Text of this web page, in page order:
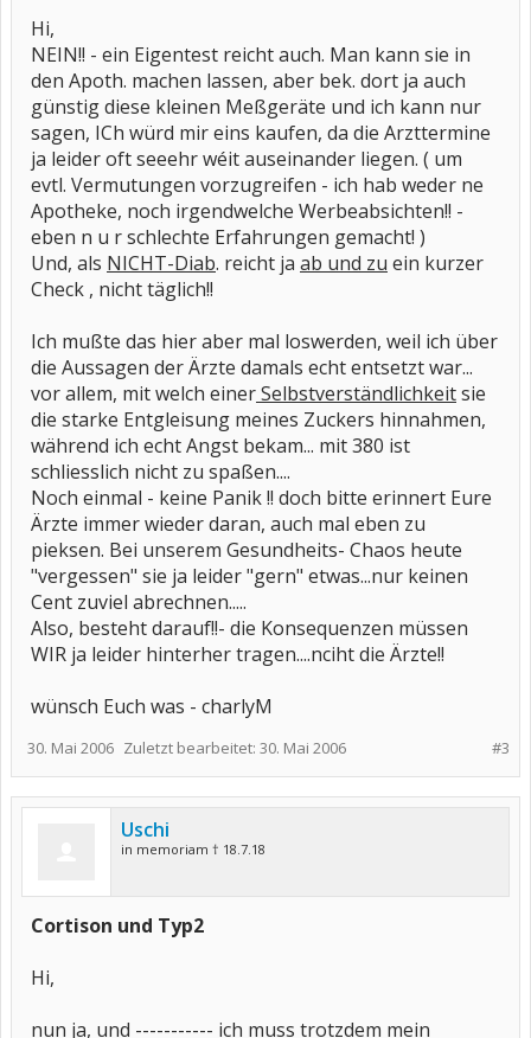
Hi,
NEIN!! - ein Eigentest reicht auch. Man kann sie in
den Apoth. machen lassen, aber bek. dort ja auch
günstig diese kleinen Meßgeräte und ich kann nur
sagen, ICh würd mir eins kaufen, da die Arzttermine
ja leider oft seeehr wéit auseinander liegen. ( um
evtl. Vermutungen vorzugreifen - ich hab weder ne
Apotheke, noch irgendwelche Werbeabsichten!! -
eben n u r schlechte Erfahrungen gemacht! )
Und, als NICHT-Diab. reicht ja ab und zu ein kurzer
Check , nicht täglich!!
Ich mußte das hier aber mal loswerden, weil ich über
die Aussagen der Ärzte damals echt entsetzt war...
vor allem, mit welch einerSelbstverständlichkeitsie
die starke Entgleisung meines Zuckers hinnahmen,
während ich echt Angst bekam... mit 380 ist
schliesslich nicht zu spaßen....
Noch einmal - keine Panik !! doch bitte erinnert Eure
Ärzte immer wieder daran, auch mal eben zu
pieksen. Bei unserem Gesundheits- Chaos heute
"vergessen" sie ja leider "gern" etwas...nur keinen
Cent zuviel abrechnen.....
Also, besteht darauf!!- die Konsequenzen müssen
WIR ja leider hinterher tragen....nciht die Ärzte!!
wünsch Euch was - charlyM
#3
30. Mai 2006 Zuletzt bearbeitet: 30. Mai 2006
Uschi
in memoriam † 18.7.18
Cortison und Typ2
Hi,
nun ja, und ----------- ich muss trotzdem mein